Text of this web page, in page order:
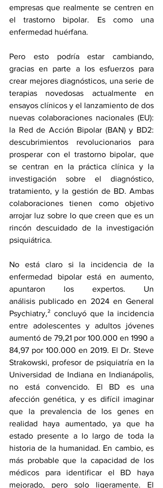
empresas que realmente se centren en
el trastorno bipolar. Es como una
enfermedad huérfana.
Pero esto podría estar cambiando,
gracias en parte a los esfuerzos para
crear mejores diagnósticos, una serie de
terapias novedosas actualmente en
ensayos clínicos y el lanzamiento de dos
nuevas colaboraciones nacionales (EU):
la Red de Acción Bipolar (BAN) y BD2:
descubrimientos revolucionarios para
prosperar con el trastorno bipolar, que
se centran en la práctica clínica y la
investigación sobre el diagnóstico,
tratamiento, y la gestión de BD. Ambas
colaboraciones tienen como objetivo
arrojar luz sobre lo que creen que es un
rincón descuidado de la investigación
psiquiátrica.
No está claro si la incidencia de la
enfermedad bipolar está en aumento,
apuntaron los expertos. Un
análisis publicado en 2024 en General
Psychiatry,² concluyó que la incidencia
entre adolescentes y adultos jóvenes
aumentó de 79,21 por 100.000 en 1990 a
84,97 por 100.000 en 2019. El Dr. Steve
Strakowski, profesor de psiquiatría en la
Universidad de Indiana en Indianápolis,
no está convencido. El BD es una
afección genética, y es difícil imaginar
que la prevalencia de los genes en
realidad haya aumentado, ya que ha
estado presente a lo largo de toda la
historia de la humanidad. En cambio, es
más probable que la capacidad de los
médicos para identificar el BD haya
mejorado, pero solo ligeramente. El